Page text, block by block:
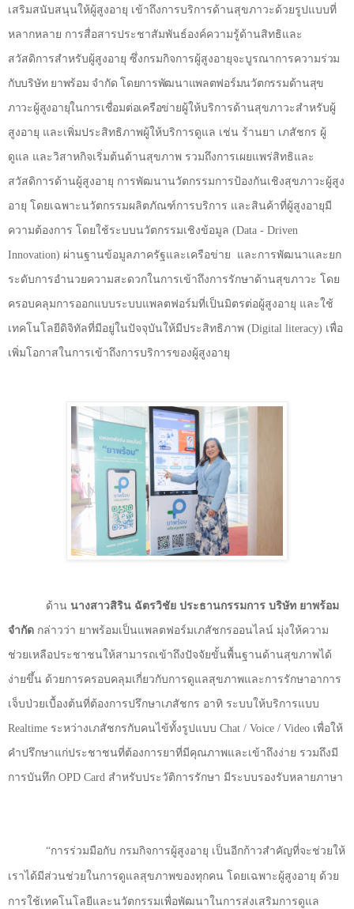
เสริมสนับสนุนให้ผู้สูงอายุ เข้าถึงการบริการด้านสุขภาวะด้วยรูปแบบที่
หลากหลาย การสื่อสารประชาสัมพันธ์องค์ความรู้ด้านสิทธิและ
สวัสดิการสำหรับผู้สูงอายุ ซึ่งกรมกิจการผู้สูงอายุจะบูรณาการความร่วม
กับบริษัท ยาพร้อม จำกัด โดยการพัฒนาแพลตฟอร์มนวัตกรรมด้านสุข
ภาวะผู้สูงอายุในการเชื่อมต่อเครือข่ายผู้ให้บริการด้านสุขภาวะสำหรับผู้
สูงอายุ และเพิ่มประสิทธิภาพผู้ให้บริการดูแล เช่น ร้านยา เภสัชกร ผู้
ดูแล และวิสาหกิจเริ่มต้นด้านสุขภาพ รวมถึงการเผยแพร่สิทธิและ
สวัสดิการด้านผู้สูงอายุ การพัฒนานวัตกรรมการป้องกันเชิงสุขภาวะผู้สูง
อายุ โดยเฉพาะนวัตกรรมผลิตภัณฑ์การบริการ และสินค้าที่ผู้สูงอายุมี
ความต้องการ โดยใช้ระบบนวัตกรรมเชิงข้อมูล (Data - Driven
Innovation) ผ่านฐานข้อมูลภาครัฐและเครือข่าย และการพัฒนาและยก
ระดับการอำนวยความสะดวกในการเข้าถึงการรักษาด้านสุขภาวะ โดย
ครอบคลุมการออกแบบระบบแพลตฟอร์มที่เป็นมิตรต่อผู้สูงอายุ และใช้
เทคโนโลยีดิจิทัลที่มีอยู่ในปัจจุบันให้มีประสิทธิภาพ (Digital literacy) เพื่อ
เพิ่มโอกาสในการเข้าถึงการบริการของผู้สูงอายุ
ด้าน นางสาวสิริน ฉัตรวิชัย ประธานกรรมการ บริษัท ยาพร้อม
จำกัด กล่าวว่า ยาพร้อมเป็นแพลตฟอร์มเภสัชกรออนไลน์ มุ่งให้ความ
ช่วยเหลือประชาชนให้สามารถเข้าถึงปัจจัยขั้นพื้นฐานด้านสุขภาพได้
ง่ายขึ้น ด้วยการครอบคลุมเกี่ยวกับการดูแลสุขภาพและการรักษาอาการ
เจ็บป่วยเบื้องต้นที่ต้องการปรึกษาเภสัชกร อาทิ ระบบให้บริการแบบ
Realtime ระหว่างเภสัชกรกับคนไข้ทั้งรูปแบบ Chat / Voice / Video เพื่อให้
คำปรึกษาแก่ประชาชนที่ต้องการยาที่มีคุณภาพและเข้าถึงง่าย รวมถึงมี
การบันทึก OPD Card สำหรับประวัติการรักษา มีระบบรองรับหลายภาษา
“การร่วมมือกับ กรมกิจการผู้สูงอายุ เป็นอีกก้าวสำคัญที่จะช่วยให้
เราได้มีส่วนช่วยในการดูแลสุขภาพของทุกคน โดยเฉพาะผู้สูงอายุ ด้วย
การใช้เทคโนโลยีและนวัตกรรมเพื่อพัฒนาในการส่งเสริมการดูแล